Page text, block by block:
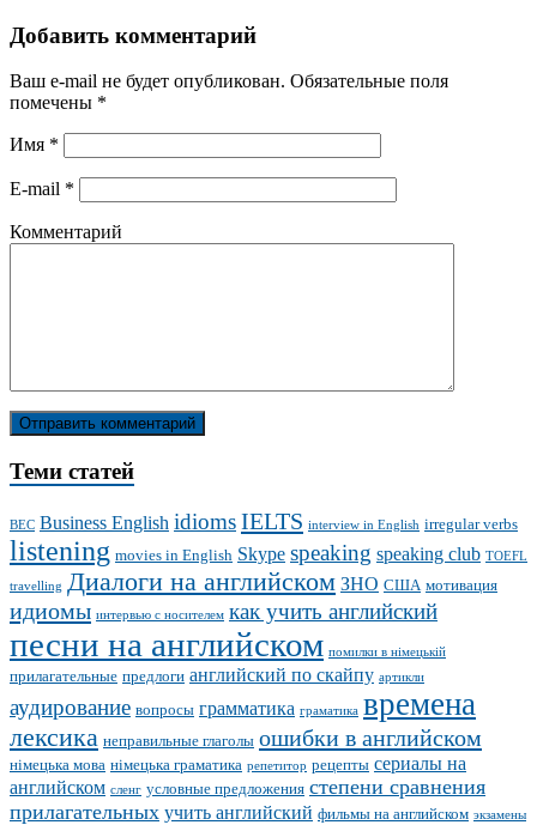
Добавить комментарий
Ваш e-mail не будет опубликован. Обязательные поля
помечены *
Имя *
E-mail *
Комментарий
Теми статей
BEC Business English idiomsIELTS interview in English irregular verbs
listening movies in English Skype speaking speaking club TOEFL
travelling Диалоги на английском ЗНО США мотивация
идиомы интервью с носителем как учить английский
песни на английском помилки в німецькій
прилагательные предлоги английский по скайпу артикли
аудирование вопросы грамматика граматика времена
лексика неправильные глаголы ошибки в английском
німецька мова німецька граматика репетитор рецепты сериалы на
английском сленг условные предложения степени сравнения
прилагательных учить английский фильмы на английском экзамены